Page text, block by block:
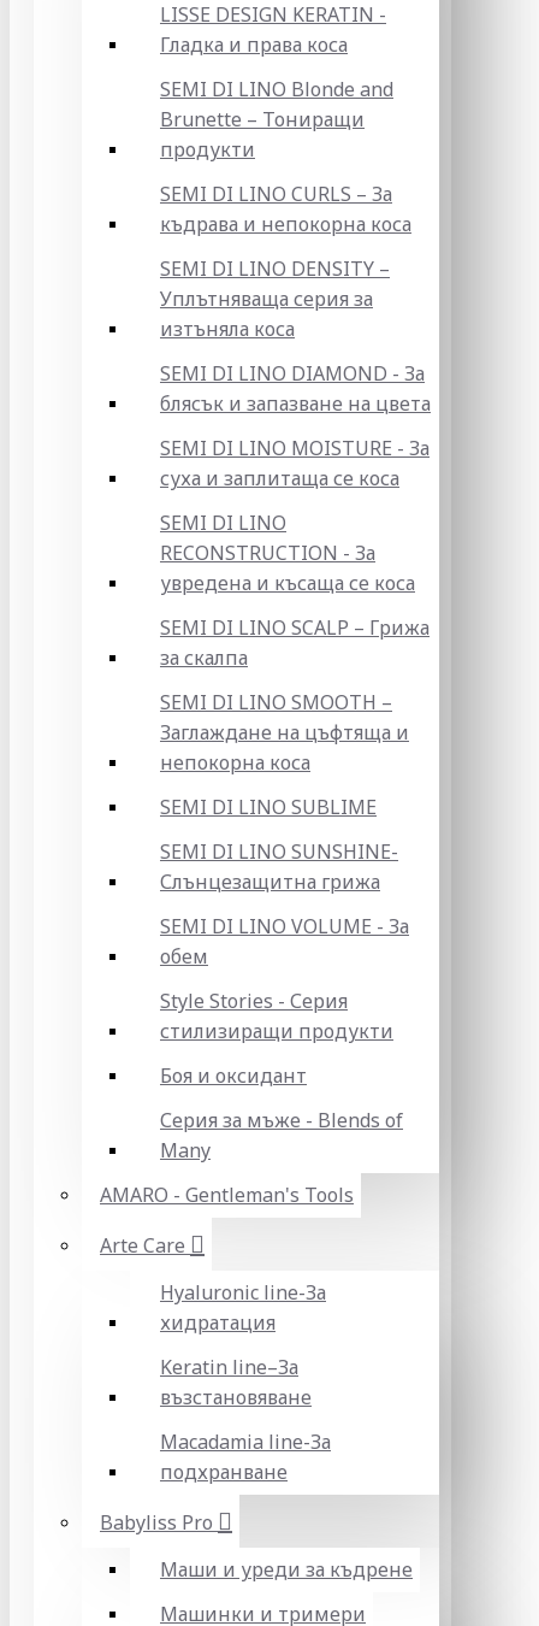
LISSE DESIGN KERATIN -
Гладка и права коса
SEMI DI LINO Blonde and
Brunette – Тониращи
продукти
SEMI DI LINO CURLS – За
къдрава и непокорна коса
SEMI DI LINO DENSITY –
Уплътняваща серия за
изтъняла коса
SEMI DI LINO DIAMOND - За
блясък и запазване на цвета
SEMI DI LINO MOISTURE - За
суха и заплитаща се коса
SEMI DI LINO
RECONSTRUCTION - За
увредена и късаща се коса
SEMI DI LINO SCALP – Грижа
за скалпа
SEMI DI LINO SMOOTH –
Заглаждане на цъфтяща и
непокорна коса
SEMI DI LINO SUBLIME
SEMI DI LINO SUNSHINE-
Слънцезащитна грижа
SEMI DI LINO VOLUME - За
обем
Style Stories - Серия
стилизиращи продукти
Боя и оксидант
Серия за мъже - Blends of
Many
AMARO - Gentleman's Tools
Arte Care
Hyaluronic line-За
хидратация
Keratin line–За
възстановяване
Macadamia line-За
подхранване
Babyliss Pro
Маши и уреди за къдрене
Машинки и тримери